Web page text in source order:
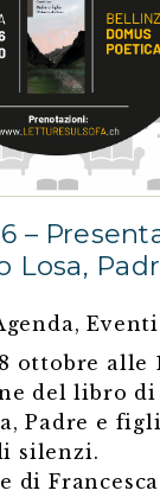
Losa,
,Eventi
ottobre alle
del libro di
Padre e
silenzi.
di Francesca